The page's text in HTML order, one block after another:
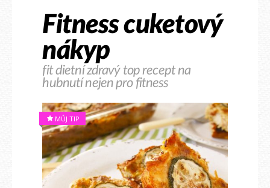
Fitness cuketový
nákyp
fit dietní zdravý top recept na
hubnutí nejen pro fitness
MŮJ TIP